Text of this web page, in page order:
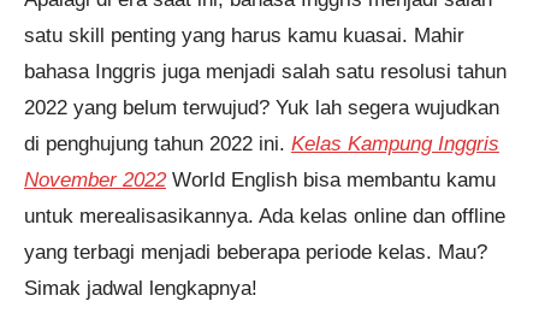
satu skill penting yang harus kamu kuasai. Mahir
bahasa Inggris juga menjadi salah satu resolusi tahun
2022 yang belum terwujud? Yuk lah segera wujudkan
di penghujung tahun 2022 ini. Kelas Kampung Inggris
November 2022World English bisa membantu kamu
untuk merealisasikannya. Ada kelas online dan offline
yang terbagi menjadi beberapa periode kelas. Mau?
Simak jadwal lengkapnya!
Pendaftaran
Speaking 3 Bulan 6 jam yang
lalu.